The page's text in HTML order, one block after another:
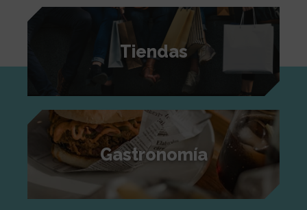
Tiendas
Gastronomía